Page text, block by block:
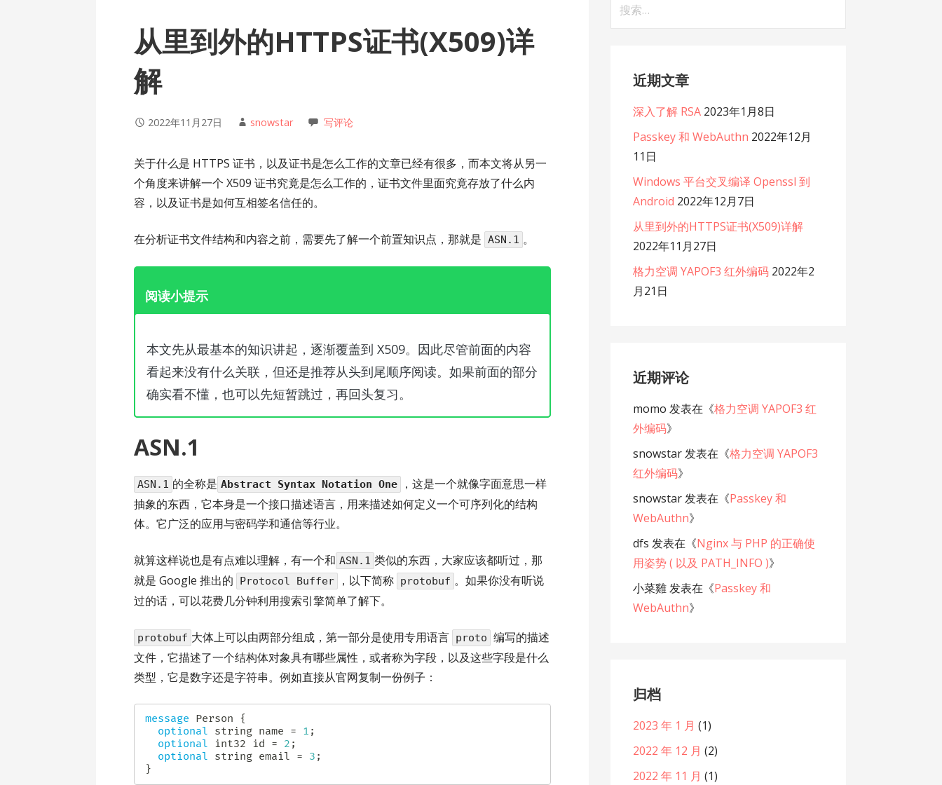
从里到外的HTTPS证书(X509)详
解
2022年11月27日 snowstar 写评论
关于什么是 HTTPS 证书，以及证书是怎么工作的文章已经有很多，而本文将从另一
个角度来讲解一个 X509 证书究竟是怎么工作的，证书文件里面究竟存放了什么内
容，以及证书是如何互相签名信任的。
在分析证书文件结构和内容之前，需要先了解一个前置知识点，那就是 ASN.1 。
阅读小提示
本文先从最基本的知识讲起，逐渐覆盖到 X509。因此尽管前面的内容
看起来没有什么关联，但还是推荐从头到尾顺序阅读。如果前面的部分
确实看不懂，也可以先短暂跳过，再回头复习。
ASN.1
ASN.1 的全称是 Abstract Syntax Notation One
，这是一个就像字面意思一样
抽象的东西，它本身是一个接口描述语言，用来描述如何定义一个可序列化的结构
体。它广泛的应用与密码学和通信等行业。
就算这样说也是有点难以理解，有一个和 ASN.1 类似的东西，大家应该都听过，那
就是 Google 推出的
Protocol Buffer ，以下简称 protobuf 。如果你没有听说
过的话，可以花费几分钟利用搜索引擎简单了解下。
protobuf 大体上可以由两部分组成，第一部分是使用专用语言 proto 编写的描述
文件，它描述了一个结构体对象具有哪些属性，或者称为字段，以及这些字段是什么
类型，它是数字还是字符串。例如直接从官网复制一份例子：
message Person {
optional string name = 1 ;
optional int32 id = 2 ;
optional string email = 3 ;
}
索：
近期文章
深入了解 RSA 2023年1月8日
Passkey 和 WebAuthn 2022年12月
11日
Windows 平台交叉编译 Openssl 到
Android 2022年12月7日
从里到外的HTTPS证书(X509)详解
2022年11月27日
格力空调 YAPOF3 红外编码 2022年2
月21日
近期评论
momo 发表在《格力空调 YAPOF3 红
外编码》
snowstar发表在《格力空调 YAPOF3
红外编码》
snowstar发表在《Passkey 和
WebAuthn》
dfs 发表在《Nginx 与 PHP 的正确使
用姿势 ( 以及 PATH_INFO )》
小菜雞发表在《Passkey 和
WebAuthn》
归档
2023 年 1 月 (1)
2022 年 12 月 (2)
2022 年 11 月 (1)